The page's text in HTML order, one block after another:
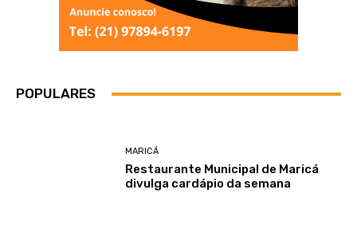
POPULARES
MARICÁ
Restaurante Municipal de Maricá
divulga cardápio da semana